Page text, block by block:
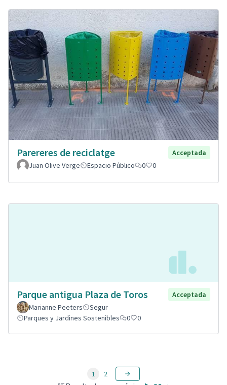
Parereres de reciclatge
Acceptada
Juan Olive Verge
Espacio Público 0 0
Parque antigua Plaza de Toros
Acceptada
Marianne Peeters
Segur
Parques y Jardines Sostenibles
0 0
1 2